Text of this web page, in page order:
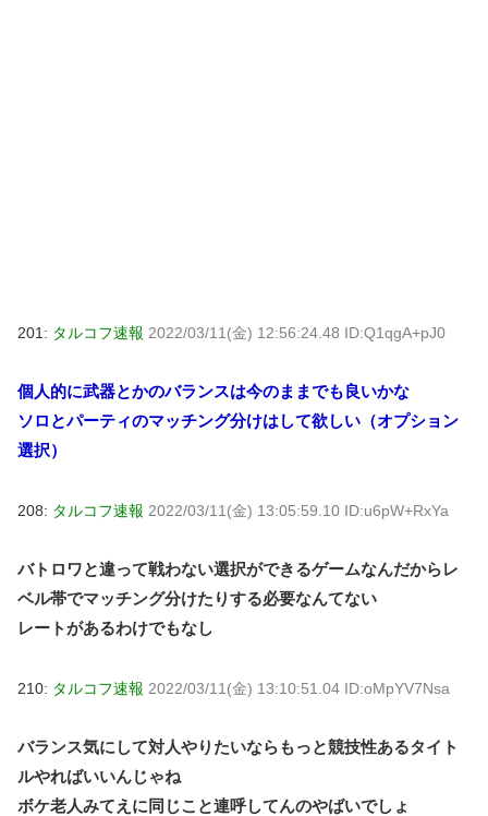
201: タルコフ速報 2022/03/11(金) 12:56:24.48 ID:Q1qgA+pJ0
個人的に武器とかのバランスは今のままでも良いかな
ソロとパーティのマッチング分けはして欲しい（オプション
選択）
208: タルコフ速報 2022/03/11(金) 13:05:59.10 ID:u6pW+RxYa
バトロワと違って戦わない選択ができるゲームなんだからレ
ベル帯でマッチング分けたりする必要なんてない
レートがあるわけでもなし
210: タルコフ速報 2022/03/11(金) 13:10:51.04 ID:oMpYV7Nsa
バランス気にして対人やりたいならもっと競技性あるタイト
ルやればいいんじゃね
ボケ老人みてえに同じこと連呼してんのやばいでしょ